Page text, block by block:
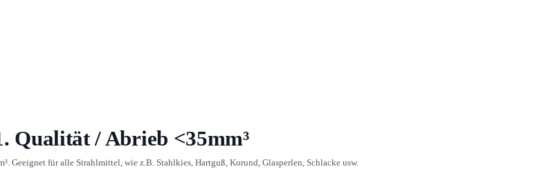
Qualität / Abrieb <35mm³
Geeignet für alle Strahlmittel, wie z.B. Stahlkies, Hartguß, Korund, Glasperlen, Schlacke usw.